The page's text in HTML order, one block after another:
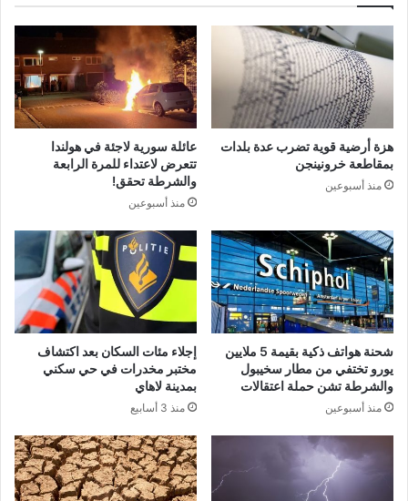
هزة أرضية قوية تضرب عدة بلدات
بمقاطعة خرونينجن
منذ أسبوعين
عائلة سورية لاجئة في هولندا
تتعرض لاعتداء للمرة الرابعة
والشرطة تحقق!
منذ أسبوعين
شحنة هواتف ذكية بقيمة 5 ملايين
يورو تختفي من مطار سخيبول
والشرطة تشن حملة اعتقالات
منذ أسبوعين
إجلاء مئات السكان بعد اكتشاف
مختبر مخدرات في حي سكني
بمدينة لاهاي
منذ 3 أسابيع